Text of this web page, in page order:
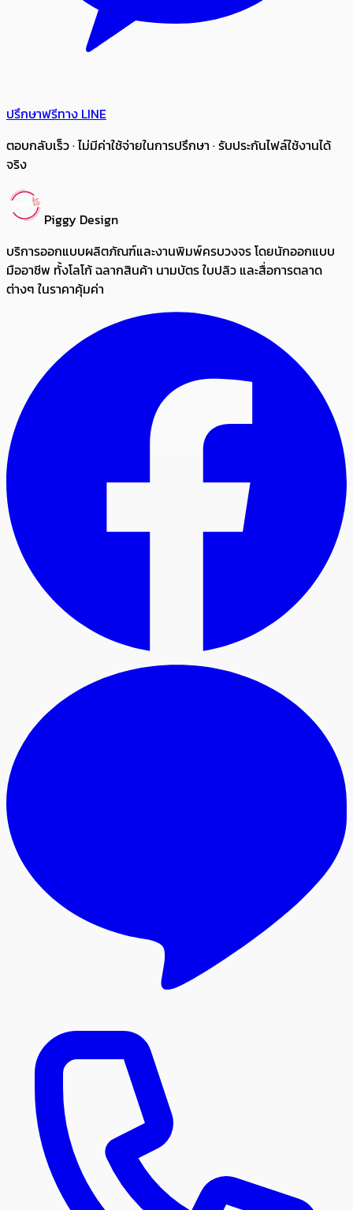
ปรึกษาฟรีทาง LINE
ตอบกลับเร็ว · ไม่มีค่าใช้จ่ายในการปรึกษา · รับประกันไฟล์ใช้งานได้
จริง
Piggy Design
บริการออกแบบผลิตภัณฑ์และงานพิมพ์ครบวงจร โดยนักออกแบบ
มืออาชีพ ทั้งโลโก้ ฉลากสินค้า นามบัตร ใบปลิว และสื่อการตลาด
ต่างๆ ในราคาคุ้มค่า